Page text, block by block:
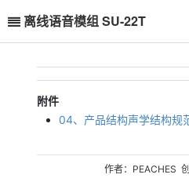
离线语音模组 SU-22T
附件
04、产品结构声学结构规
作者：PEACHES